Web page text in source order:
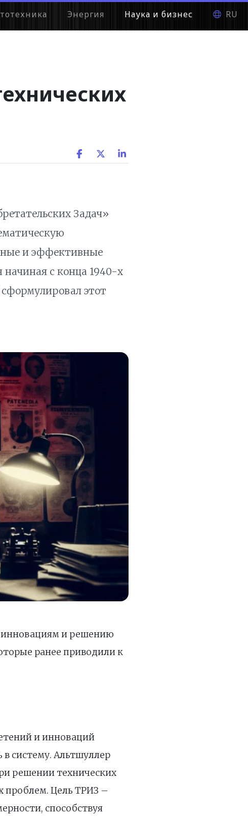
Энергия Наука и бизнес RU
Задач»
и эффективные
с конца 1940-х
этот
инновациям и решению
ранее приводили к
и инноваций
систему. Альтшуллер
решении технических
проблем. Цель ТРИЗ –
способствуя